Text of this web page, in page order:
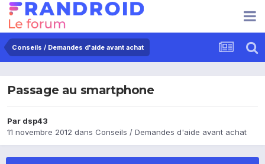
Conseils / Demandes d'aide avant achat
Passage au smartphone
Par dsp43
11 novembre 2012 dans Conseils / Demandes d'aide avant achat